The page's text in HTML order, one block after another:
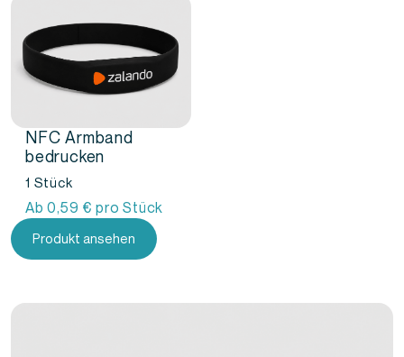
NFC Armband
bedrucken
1 Stück
Ab0,59 € pro Stück
Produkt ansehen